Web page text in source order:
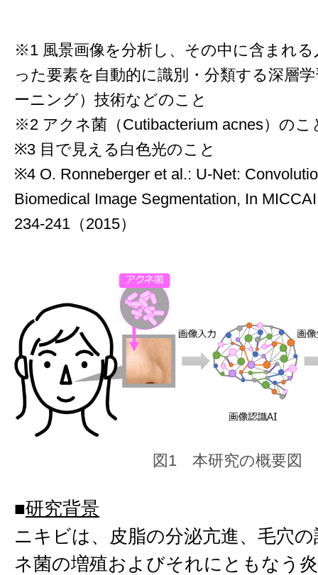
※1 風景画像を分析し、その中に含まれる
った要素を自動的に識別・分類する深層
ーニング）技術などのこと
※2 アクネ菌（Cutibacterium acnes）のこ
※3 目で見える白色光のこと
※4 O. Ronneberger et al.: U-Net:
Biomedical Image Segmentation, In
234-241（2015）
図1 本研究の概要図
■研究背景
ニキビは、皮脂の分泌亢進、毛穴
ネ菌の増殖およびそれにともなう